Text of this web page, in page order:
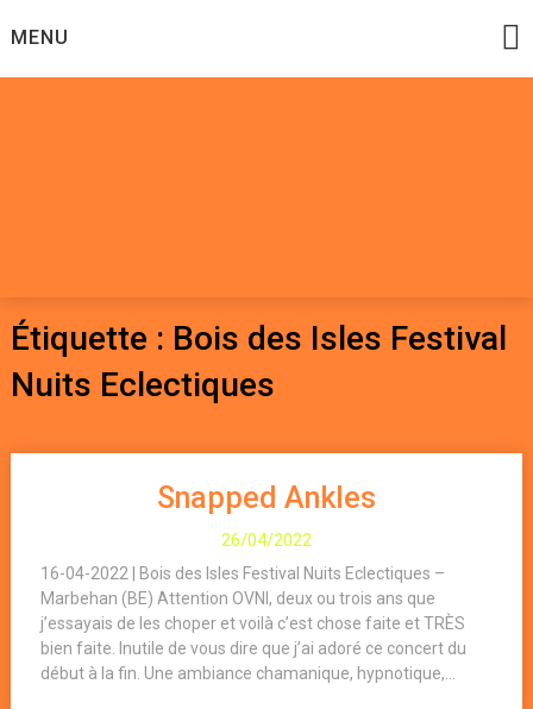
toMENU
Étiquette : Bois des Isles Festival
Nuits Eclectiques
Snapped Ankles
26/04/2022
16-04-2022 | Bois des Isles Festival Nuits Eclectiques –
Marbehan (BE) Attention OVNI, deux ou trois ans que
j’essayais de les choper et voilà c’est chose faite et TRÈS
bien faite. Inutile de vous dire que j’ai adoré ce concert du
début à la fin. Une ambiance chamanique, hypnotique,...